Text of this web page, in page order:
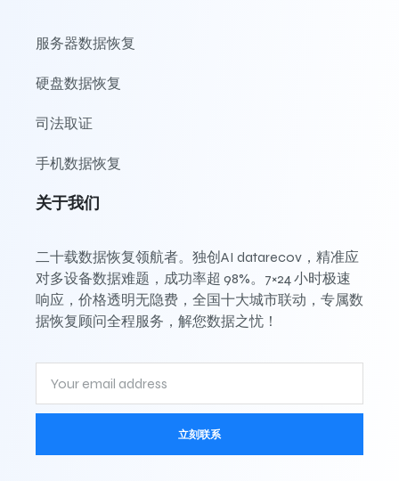
服务器数据恢复
硬盘数据恢复
司法取证
手机数据恢复
关于我们
二十载数据恢复领航者。独创AI datarecov，精准应
对多设备数据难题，成功率超 98%。7×24 小时极速
响应，价格透明无隐费，全国十大城市联动，专属数
据恢复顾问全程服务，解您数据之忧！
立刻联系